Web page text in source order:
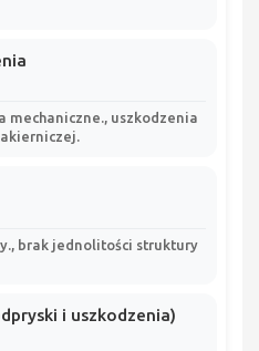
mechaniczne., uszkodzenia
brak jednolitości struktury
i uszkodzenia)